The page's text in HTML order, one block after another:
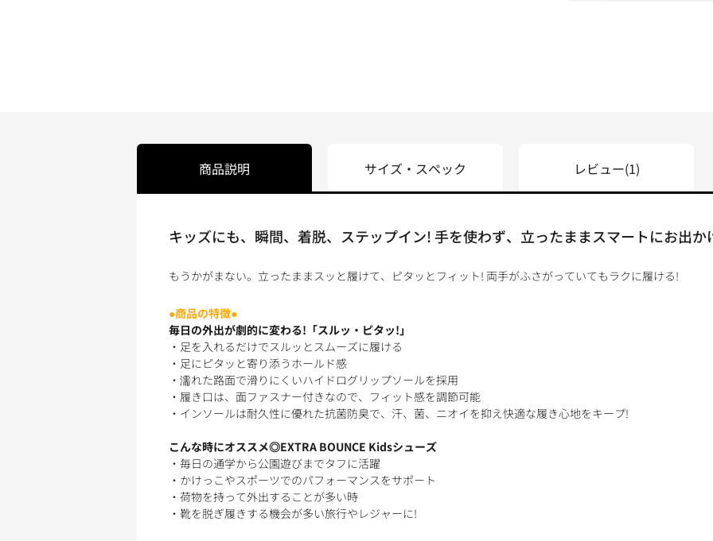
商品説明
キッズにも、瞬間、着脱、ステップイン! 手を使わず、立ったままスマートにお出か
もうかがまない。立ったままスッと履けて、ピタッとフィット! 両手がふさがっていてもラクに履ける!
●商品の特徴●
毎日の外出が劇的に変わる!「スルッ・ピタッ!」
・足を入れるだけでスルッとスムーズに履ける
・足にピタッと寄り添うホールド感
・濡れた路面で滑りにくいハイドログリップソールを採用
・履き口は、面ファスナー付きなので、フィット感を調節可能
・インソールは耐久性に優れた抗菌防臭で、汗、菌、ニオイを抑え快適な履き心地をキープ!
こんな時にオススメ◎EXTRA BOUNCE Kidsシューズ
・毎日の通学から公園遊びまでタフに活躍
・かけっこやスポーツでのパフォーマンスをサポート
・荷物を持って外出することが多い時
・靴を脱ぎ履きする機会が多い旅行やレジャーに!
サイズ・スペック レビュー(1)